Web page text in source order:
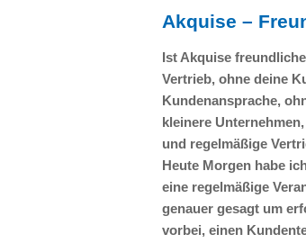
Akquise –
Ist Akquise
Vertrieb, ohne deine
Kundenansprache,
kleinere
und regelmäßige
Heute Morgen habe
eine regelmäßige
genauer gesagt um
vorbei, einen